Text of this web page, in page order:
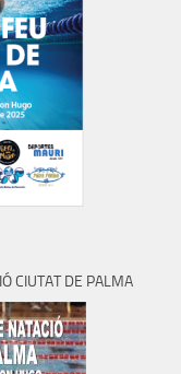
CIUTAT DE PALMA